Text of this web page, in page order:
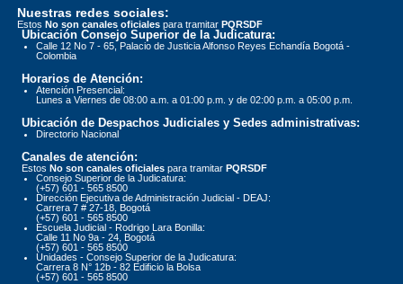
Nuestras redes sociales:
Estos No son canales oficiales para tramitar PQRSDF
Ubicación Consejo Superior de la Judicatura:
Calle 12 No 7 - 65, Palacio de Justicia Alfonso Reyes Echandía Bogotá -
Colombia
Horarios de Atención:
Atención Presencial:
Lunes a Viernes de 08:00 a.m. a 01:00 p.m. y de 02:00 p.m. a 05:00 p.m.
Ubicación de Despachos Judiciales y Sedes administrativas:
Directorio Nacional
Canales de atención:
Estos No son canales oficiales para tramitar PQRSDF
Consejo Superior de la Judicatura:
(+57) 601 - 565 8500
Dirección Ejecutiva de Administración Judicial - DEAJ:
Carrera 7 # 27-18, Bogotá
(+57) 601 - 565 8500
Escuela Judicial - Rodrigo Lara Bonilla:
Calle 11 No 9a - 24, Bogotá
(+57) 601 - 565 8500
Unidades - Consejo Superior de la Judicatura:
Carrera 8 N° 12b - 82 Edificio la Bolsa
(+57) 601 - 565 8500